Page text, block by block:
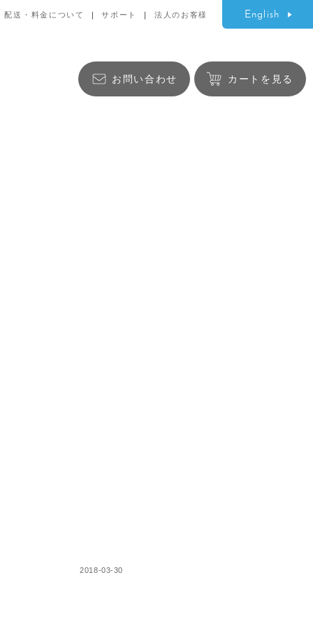
配送・料金について サポート 法人のお客様 English
お問い合わせ カートを見る
2018-03-30